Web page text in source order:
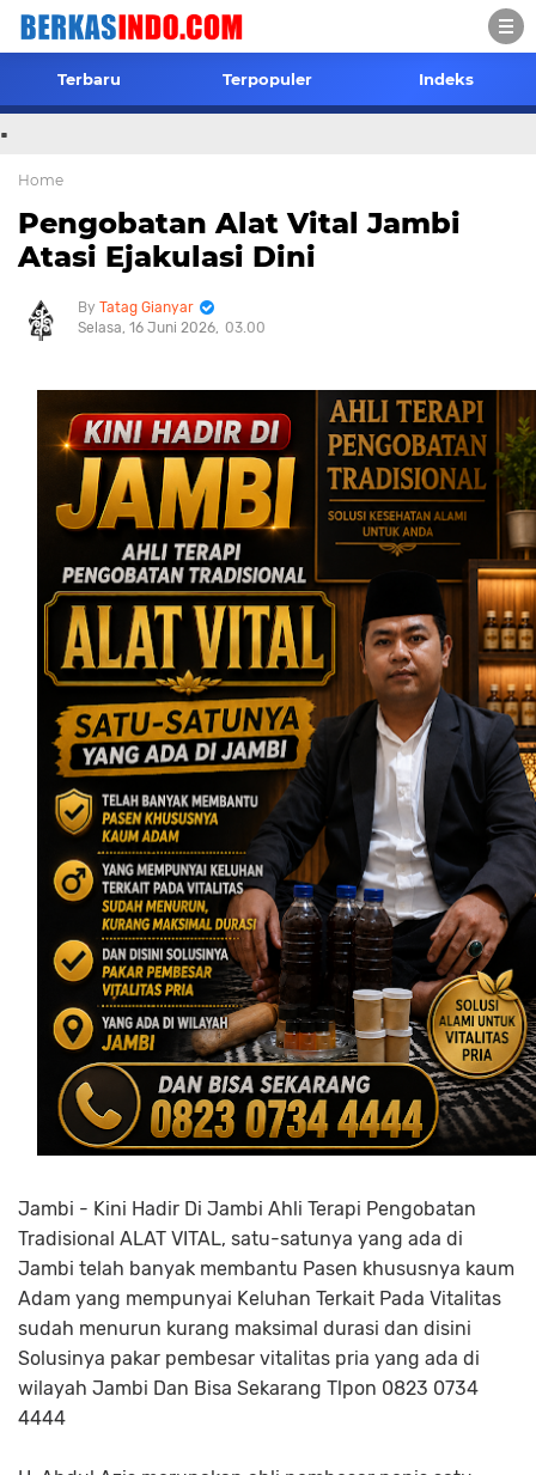
Terbaru Terpopuler Indeks
.
Home
Pengobatan Alat Vital Jambi
Atasi Ejakulasi Dini
Tatag Gianyar
Selasa, 16 Juni 2026 03.00
Jambi - Kini Hadir Di Jambi Ahli Terapi Pengobatan
Tradisional ALAT VITAL, satu-satunya yang ada di
Jambi telah banyak membantu Pasen khususnya kaum
Adam yang mempunyai Keluhan Terkait Pada Vitalitas
sudah menurun kurang maksimal durasi dan disini
Solusinya pakar pembesar vitalitas pria yang ada di
wilayah Jambi Dan Bisa Sekarang Tlpon 0823 0734
4444